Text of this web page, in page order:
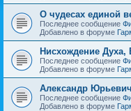
О чудесах единой
Последнее сообщение
Добавлено в форуме
Нисхождение Духа,
Последнее сообщение
Добавлено в форуме
Александр
Последнее сообщение
Добавлено в форуме